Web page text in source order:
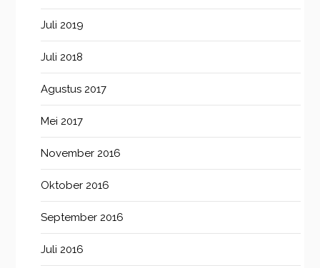
Juli 2019
Juli 2018
Agustus 2017
Mei 2017
November 2016
Oktober 2016
September 2016
Juli 2016